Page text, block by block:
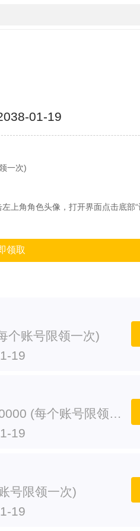
01-19
一次)
上角角色头像，打开界面点击底部“
领取
个账号限领一次)
19
高级召唤卷x2,奇迹卷x1,木材x10000 (每个账号限领一次)
19
号限领一次)
19